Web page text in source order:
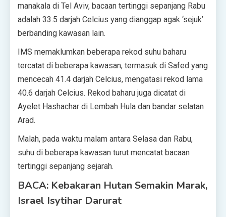
manakala di Tel Aviv, bacaan tertinggi sepanjang Rabu
adalah 33.5 darjah Celcius yang dianggap agak ‘sejuk’
berbanding kawasan lain.
IMS memaklumkan beberapa rekod suhu baharu
tercatat di beberapa kawasan, termasuk di Safed yang
mencecah 41.4 darjah Celcius, mengatasi rekod lama
40.6 darjah Celcius. Rekod baharu juga dicatat di
Ayelet Hashachar di Lembah Hula dan bandar selatan
Arad.
Malah, pada waktu malam antara Selasa dan Rabu,
suhu di beberapa kawasan turut mencatat bacaan
tertinggi sepanjang sejarah.
BACA: Kebakaran Hutan Semakin Marak,
Israel Isytihar Darurat